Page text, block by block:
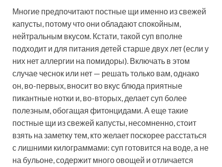
Многие предпочитают постные щи именно из свежей
капусты, потому что они обладают спокойным,
нейтральным вкусом. Кстати, такой суп вполне
подходит и для питания детей старше двух лет (если у
них нет аллергии на помидоры). Включать в этом
случае чеснок или нет — решать только вам, однако
он, во-первых, вносит во вкус блюда приятные
пикантные нотки и, во-вторых, делает суп более
полезным, обогащая фитонцидами. А еще такие
постные щи из свежей капусты, несомненно, стоит
взять на заметку тем, кто желает поскорее расстаться
с лишними килограммами: суп готовится на воде, а не
на бульоне, содержит много овощей и отличается